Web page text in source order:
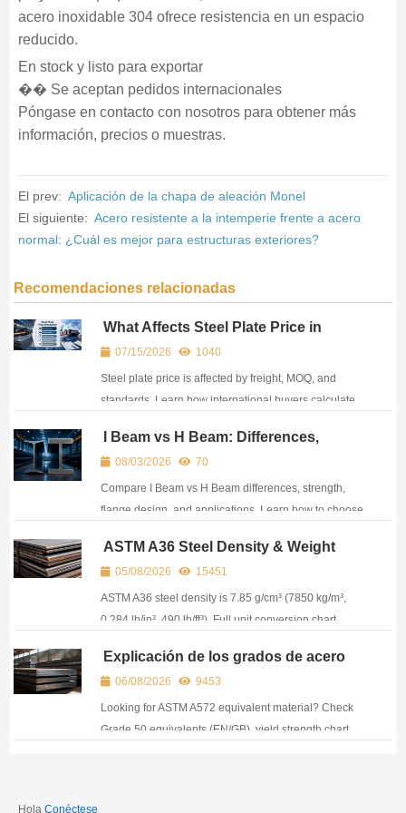
acero inoxidable 304 ofrece resistencia en un espacio
reducido.
En stock y listo para exportar
�� Se aceptan pedidos internacionales
Póngase en contacto con nosotros para obtener más
información, precios o muestras.
El prev: Aplicación de la chapa de aleación Monel
El siguiente: Acero resistente a la intemperie frente a acero
normal: ¿Cuál es mejor para estructuras exteriores?
Recomendaciones relacionadas
What Affects Steel Plate Price in
International Trade? (Freight, MOQ &
Standards)
07/15/2026 1040
Steel plate price is affected by freight, MOQ, and
standards. Learn how international buyers calculate
decisions.
I Beam vs H Beam: Differences,
Strength, and Applications
08/03/2026 70
Compare I Beam vs H Beam differences, strength,
flange design, and applications. Learn how to choose
ASTM A36 Steel Density & Weight
Reference: All Units, Equivalents &
Plate Specs
05/08/2026 15451
ASTM A36 steel density is 7.85 g/cm³ (7850 kg/m³,
0.284 lb/in³, 490 lb/ft³). Full unit conversion chart,
Explicación de los grados de acero
ASTM A572: Propiedades mecánicas,
equivalentes internacionales y guía de
compra
06/08/2026 9453
Looking for ASTM A572 equivalent material? Check
Grade 50 equivalents (EN/GB), yield strength chart,
Hola Conéctese